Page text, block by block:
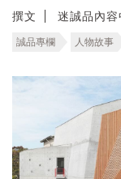
撰文 迷誠品內容
誠品專欄 人物故事